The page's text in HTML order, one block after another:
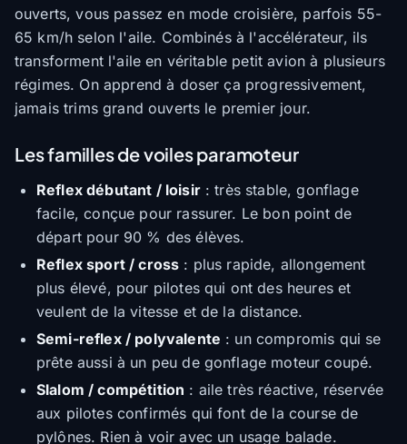
ouverts, vous passez en mode croisière, parfois 55-
65 km/h selon l'aile. Combinés à l'accélérateur, ils
transforment l'aile en véritable petit avion à plusieurs
régimes. On apprend à doser ça progressivement,
jamais trims grand ouverts le premier jour.
Les familles de voiles paramoteur
Reflex débutant / loisir: très stable, gonflage
facile, conçue pour rassurer. Le bon point de
départ pour 90 % des élèves.
Reflex sport / cross : plus rapide, allongement
plus élevé, pour pilotes qui ont des heures et
veulent de la vitesse et de la distance.
Semi-reflex / polyvalente : un compromis qui se
prête aussi à un peu de gonflage moteur coupé.
Slalom / compétition : aile très réactive, réservée
aux pilotes confirmés qui font de la course de
pylônes. Rien à voir avec un usage balade.